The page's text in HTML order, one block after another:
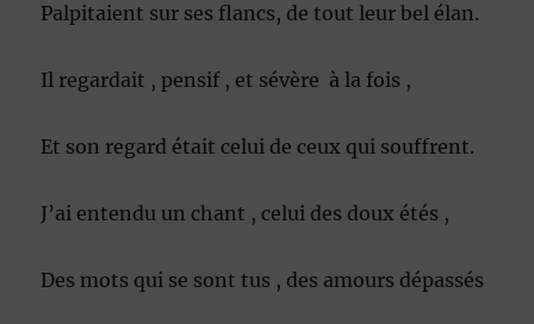
Palpitaient sur ses flancs, de tout leur bel élan.
Il regardait , pensif , et sévère à la fois ,
Et son regard était celui de ceux qui souffrent.
J’ai entendu un chant , celui des doux étés ,
Des mots qui se sont tus , des amours dépassés